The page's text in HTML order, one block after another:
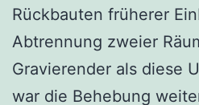
Rückbauten früherer
Abtrennung zweier
Gravierender als diese
war die Behebung